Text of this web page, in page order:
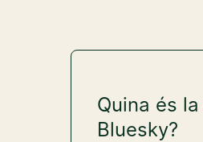
Quina és
Bluesky?